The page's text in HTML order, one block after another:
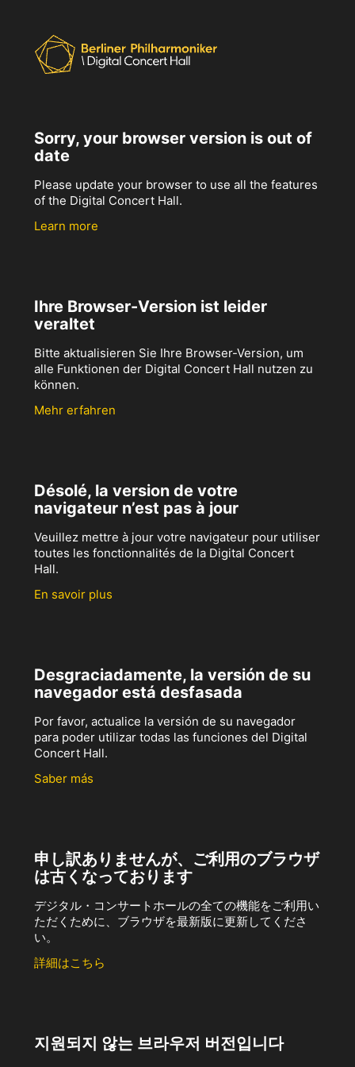
Sorry, your browser version is out of
date
Please update your browser to use all the features
of the Digital Concert Hall.
Learn more
Ihre Browser-Version ist leider
veraltet
Bitte aktualisieren Sie Ihre Browser-Version, um
alle Funktionen der Digital Concert Hall nutzen zu
können.
Mehr erfahren
Désolé, la version de votre
navigateur n’est pas à jour
Veuillez mettre à jour votre navigateur pour utiliser
toutes les fonctionnalités de la Digital Concert
Hall.
En savoir plus
Desgraciadamente, la versión de su
navegador está desfasada
Por favor, actualice la versión de su navegador
para poder utilizar todas las funciones del Digital
Concert Hall.
Saber más
申し訳ありませんが、ご利用のブラウザ
は古くなっております
デジタル・コンサートホールの全ての機能をご利用い
ただくために、ブラウザを最新版に更新してくださ
い。
詳細はこちら
지원되지 않는 브라우저 버전입니다